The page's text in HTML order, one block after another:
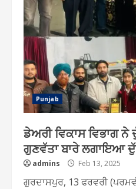
Punjab
ਡੇਅਰੀ ਵਿਕਾਸ ਵਿਭਾਗ ਨੇ
ਗੁਣਵੱਤਾ ਬਾਰੇ ਲਗਾਇਆ
admins Feb 13, 2025
ਗੁਰਦਾਸਪੁਰ, 13 ਫਰਵਰੀ